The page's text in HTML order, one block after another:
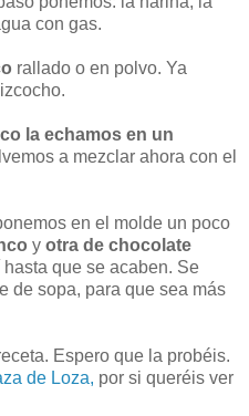
con gas.
rallado o en polvo. Ya
la echamos en un
a mezclar ahora con el
en el molde un poco
y otra de chocolate
que se acaben. Se
de sopa, para que sea más
Espero que la probéis.
de Loza, por si queréis ver